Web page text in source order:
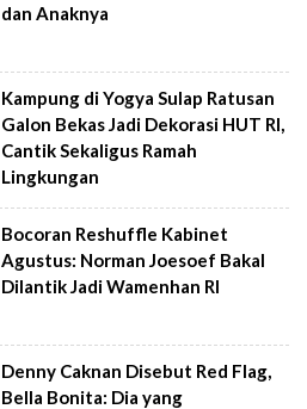
dan Anaknya
Kampung di Yogya Sulap Ratusan
Galon Bekas Jadi Dekorasi HUT RI,
Cantik Sekaligus Ramah
Lingkungan
Bocoran Reshuffle Kabinet
Agustus: Norman Joesoef Bakal
Dilantik Jadi Wamenhan RI
Denny Caknan Disebut Red Flag,
Bella Bonita: Dia yang